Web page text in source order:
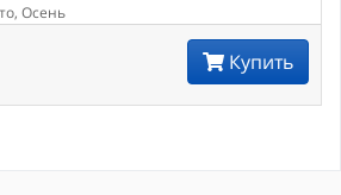
Осень
Купить